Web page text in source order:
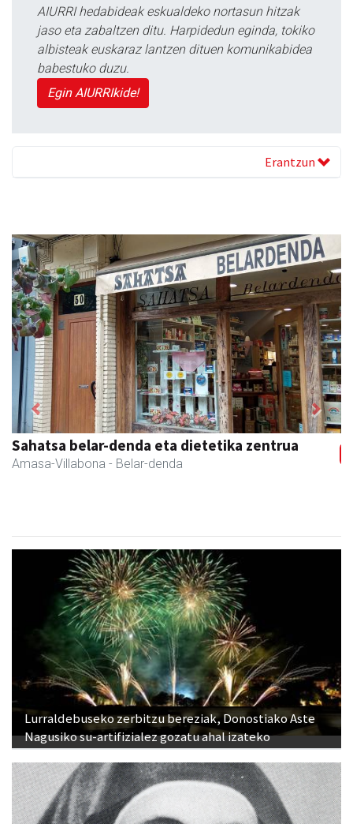
AIURRI hedabideak eskualdeko nortasun hitzak
jaso eta zabaltzen ditu. Harpidedun eginda, tokiko
albisteak euskaraz lantzen dituen komunikabidea
babestuko duzu.
Egin AIURRIkide!
Erantzun
Sahatsa belar-denda eta dietetika zentrua
Amasa-Villabona - Belar-denda
Previous Next
Lurraldebuseko zerbitzu bereziak, Donostiako Aste
Nagusiko su-artifizialez gozatu ahal izateko